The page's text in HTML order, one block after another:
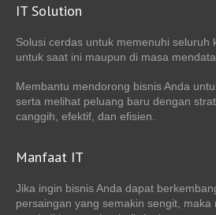
IT Solution
Solusi cerdas untuk memenuhi seluruh
untuk saat ini maupun di masa
Membantu mendorong bisnis Anda
serta melihat peluang baru dengan
canggih, efektif, dan efisien.
Manfaat IT
Jika ingin bisnis Anda dapat
persaingan yang semakin sengit,